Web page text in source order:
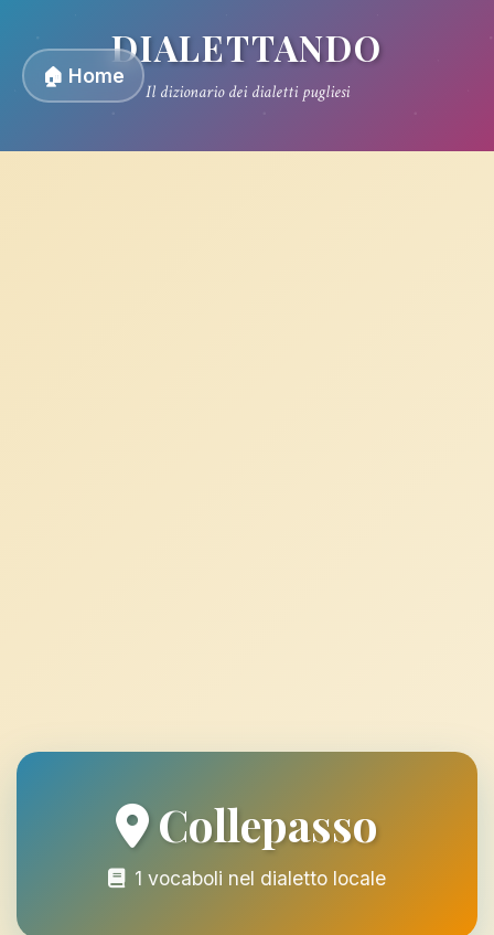
🏠 Home
DIALETTANDO
Il dizionario dei dialetti pugliesi
Collepasso
1 vocaboli nel dialetto locale